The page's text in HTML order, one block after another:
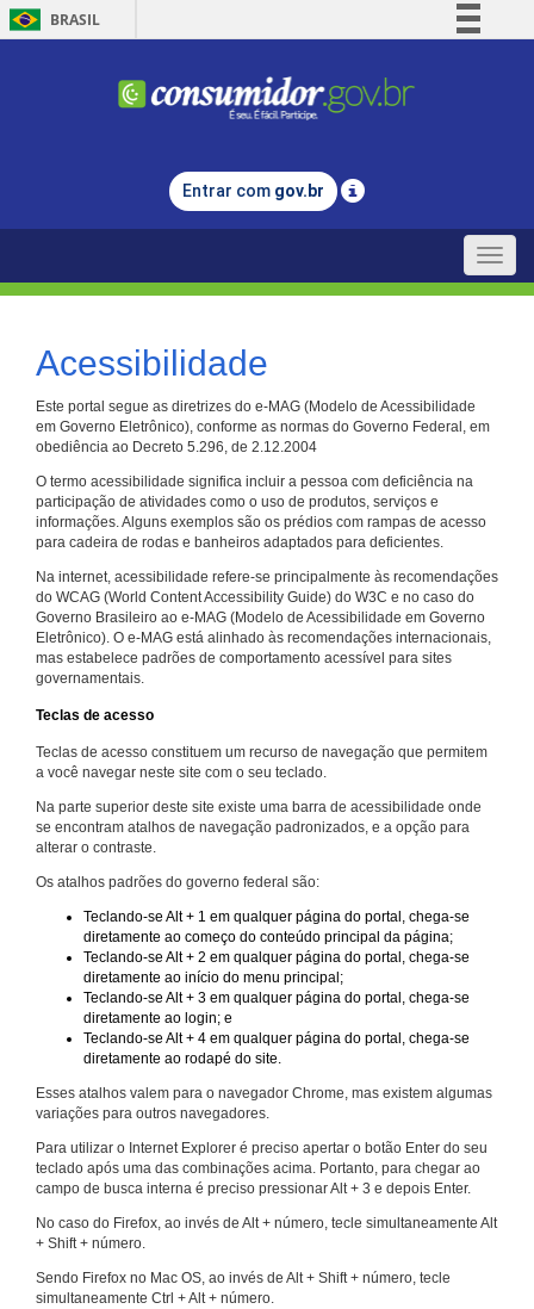
BRASIL
Comunica BR
Legislação
Entrar com gov.br
Toggle
Acessibilidade
Este portal segue as diretrizes do e-MAG (Modelo de Acessibilidade
em Governo Eletrônico), conforme as normas do Governo Federal, em
obediência ao Decreto 5.296, de 2.12.2004
O termo acessibilidade significa incluir a pessoa com deficiência na
participação de atividades como o uso de produtos, serviços e
informações. Alguns exemplos são os prédios com rampas de acesso
para cadeira de rodas e banheiros adaptados para deficientes.
Na internet, acessibilidade refere-se principalmente às recomendações
do WCAG (World Content Accessibility Guide) do W3C e no caso do
Governo Brasileiro ao e-MAG (Modelo de Acessibilidade em Governo
Eletrônico). O e-MAG está alinhado às recomendações internacionais,
mas estabelece padrões de comportamento acessível para sites
governamentais.
Teclas de acesso
Teclas de acesso constituem um recurso de navegação que permitem
a você navegar neste site com o seu teclado.
Na parte superior deste site existe uma barra de acessibilidade onde
se encontram atalhos de navegação padronizados, e a opção para
alterar o contraste.
Os atalhos padrões do governo federal são:
Teclando-se Alt + 1 em qualquer página do portal, chega-se
diretamente ao começo do conteúdo principal da página;
Teclando-se Alt + 2 em qualquer página do portal, chega-se
diretamente ao início do menu principal;
Teclando-se Alt + 3 em qualquer página do portal, chega-se
diretamente ao login; e
Teclando-se Alt + 4 em qualquer página do portal, chega-se
diretamente ao rodapé do site.
Esses atalhos valem para o navegador Chrome, mas existem algumas
variações para outros navegadores.
Para utilizar o Internet Explorer é preciso apertar o botão Enter do seu
teclado após uma das combinações acima. Portanto, para chegar ao
campo de busca interna é preciso pressionar Alt + 3 e depois Enter.
No caso do Firefox, ao invés de Alt + número, tecle simultaneamente Alt
+ Shift + número.
Sendo Firefox no Mac OS, ao invés de Alt + Shift + número, tecle
simultaneamente Ctrl + Alt + número.